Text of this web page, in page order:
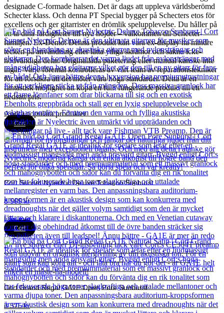
designade C-formade halsen. Det är dags att uppleva världsberömd
Schecter klass. Och denna PT Special bygger på Schecters etos för
excellens och ger gitarrister en drömlik spelupplevelse. Du håller på
att ta dina färdigheter till nya höjder – välkommen till Schecter-
familjen. Ex-Demo: Denna produkt kan vara ex-display ha mindre
tecken på användning eller lätta ytliga skråmor och sakna icke-
nödvändiga delar. Originallåda paketering eller manual kanske inte
ingår. Varje föremål kontrolleras av vårt team av reparationstekniker
för att försäkra att det möter våra höga standarder. Detta är en
fantastisk möjlighet att köpa en fullt fungerande produkt till ett
nedsatt pris.
Andra populära produkter
Cort
Cort Sunset Nylectric Deluxe Tobacco Sunburst
8 565kr
Läs mer
Cort
Cort Grand Regal GA1E Open Pore Sunburst
3 575kr